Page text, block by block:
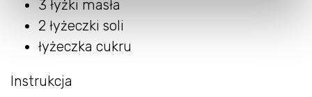
3 łyżki masła
2 łyżeczki soli
łyżeczka cukru
Instrukcja